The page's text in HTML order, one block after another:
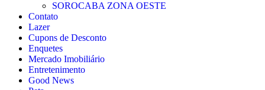
SOROCABA ZONA OESTE
Contato
Lazer
Cupons de Desconto
Enquetes
Mercado Imobiliário
Entretenimento
Good News